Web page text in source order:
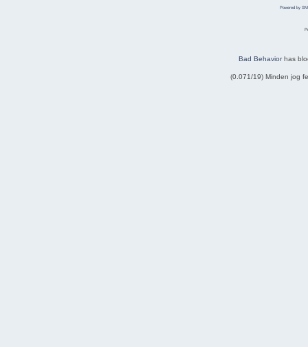
Powered by
Bad Behaviorhas
(0.071/19) Minden jog